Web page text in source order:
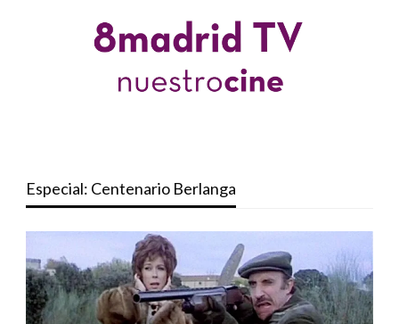
Especial: Centenario Berlanga